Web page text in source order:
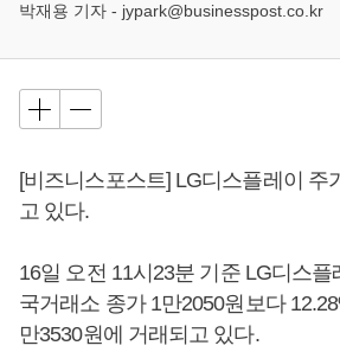
박재용 기자 - jypark@businesspost.co.kr
[비즈니스포스트] LG디스플레이 주
고 있다.
16일 오전 11시23분 기준 LG디스
국거래소 종가 1만2050원보다
만3530원에 거래되고 있다.